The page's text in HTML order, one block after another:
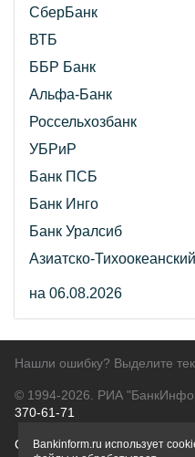
СберБанк
ВТБ
ББР Банк
Альфа-Банк
Россельхозбанк
УБРиР
Банк ПСБ
Банк Инго
Банк Уралсиб
Азиатско-
на 06.08.2026
Нашли ошибку? Выделите
© 1994-2026. РИА
370-61-71
О проектеПолитика
Bankinform.ru использует